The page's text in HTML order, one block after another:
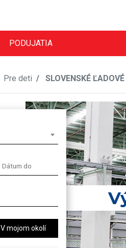
PODUJATIA
Pre deti SLOVENSKÉ
V mojom okolí